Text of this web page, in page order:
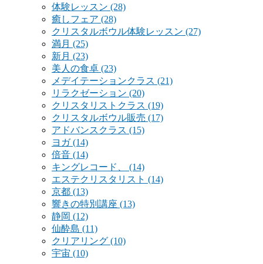
体験レッスン (28)
癒しフェア (28)
クリスタルボウル体験レッスン (27)
満月 (25)
新月 (23)
美人の食卓 (23)
メデイテーションクラス (21)
リラクゼーション (20)
クリスタリストクラス (19)
クリスタルボウル販売 (17)
アドバンスクラス (15)
ヨガ(14)
倍音 (14)
キングレコード、 (14)
エステクリスタリスト (14)
京都 (13)
響きの特別講座 (13)
静岡 (12)
仙酔島 (11)
クリアリング (10)
宇宙 (10)